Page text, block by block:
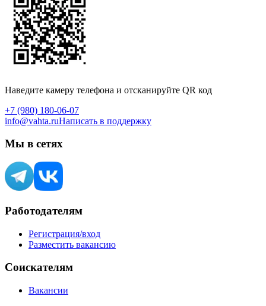
Наведите камеру телефона и отсканируйте QR код
+7 (980) 180-06-07
info@vahta.ruНаписать в поддержку
Мы в сетях
Работодателям
Регистрация/вход
Разместить вакансию
Соискателям
Вакансии